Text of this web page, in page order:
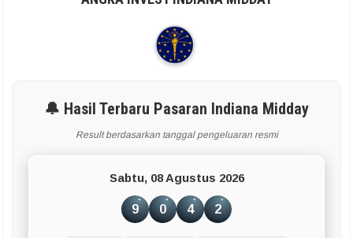
🔔 Hasil Terbaru Pasaran Indiana Midday
Result berdasarkan tanggal pengeluaran resmi
Sabtu, 08 Agustus 2026
9 0 4 2